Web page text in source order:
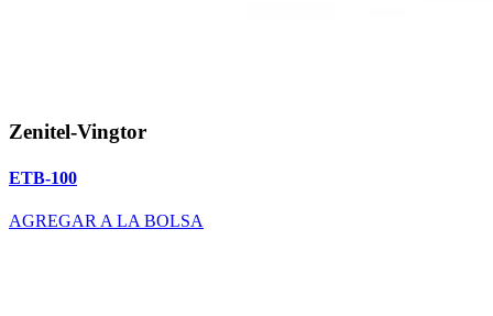
Zenitel-Vingtor
ETB-100
AGREGAR A LA BOLSA